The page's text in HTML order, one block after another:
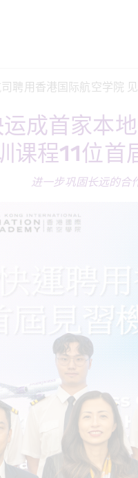
聘用香港国际航空学院
成首家本
课程11位
进一步巩固长远的合